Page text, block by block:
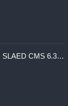
Тестируем релиз Pre-Alpha версии системы SLAED CMS 6.3 Pro